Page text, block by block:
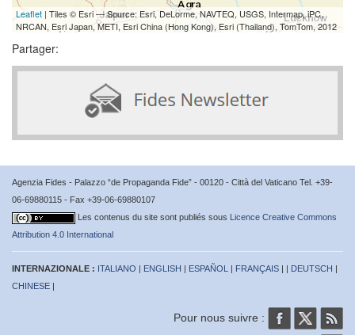
Leaflet | Tiles © Esri — Source: Esri, DeLorme, NAVTEQ, USGS, Intermap, iPC,
NRCAN, Esri Japan, METI, Esri China (Hong Kong), Esri (Thailand), TomTom, 2012
Partager:
Agenzia Fides - Palazzo “de Propaganda Fide” - 00120 - Città del Vaticano Tel. +39-
06-69880115 - Fax +39-06-69880107
Les contenus du site sont publiés sous Licence Creative Commons
Attribution 4.0 International
INTERNAZIONALE : ITALIANO | ENGLISH | ESPAÑOL | FRANÇAIS | | DEUTSCH |
CHINESE |
Pour nous suivre :